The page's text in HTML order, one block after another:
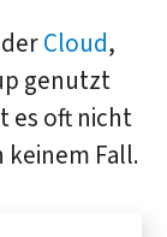
Cloud,
genutzt
es oft nicht
keinem Fall.